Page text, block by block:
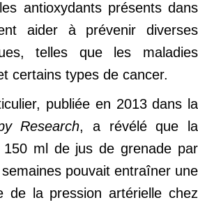
antioxydants présents dans
aider à prévenir diverses
telles que les maladies
certains types de cancer.
publiée en 2013 dans la
Research, a révélé que la
150 ml de jus de grenade par
pouvait entraîner une
de la pression artérielle chez